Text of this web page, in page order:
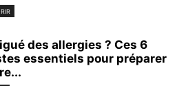
des allergies ? Ces 6
essentiels pour préparer